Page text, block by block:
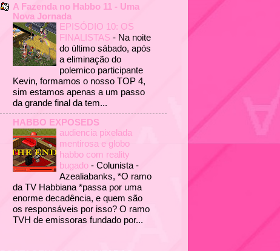
A Fazenda no Habbo 11 - Uma
Nova Jornada
EPISÓDIO 10: OS
FINALISTAS - Na noite
do último sábado, após
a eliminação do
polemico participante
Kevin, formamos o nosso TOP 4,
sim estamos apenas a um passo
da grande final da tem...
HABBO EXPOSEDS
audiencia pixelada
mentirosa e globo
habbo com reality
bugado - Colunista -
Azealiabanks, *O ramo
da TV Habbiana *passa por uma
enorme decadência, e quem são
os responsáveis por isso? O ramo
TVH de emissoras fundado por...